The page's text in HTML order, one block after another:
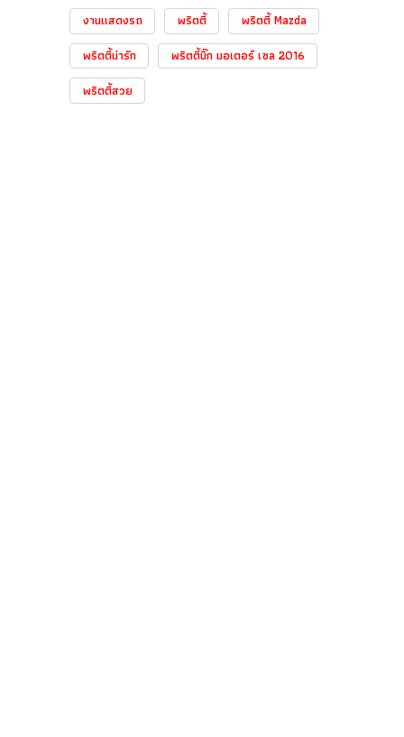
งานแสดงรถ พริตตี้
พริตตี้ Mazda
พริตตี้น่ารัก
พริตตี้บิ๊ก มอเตอร์ เซล 2016
พริตตี้สวย